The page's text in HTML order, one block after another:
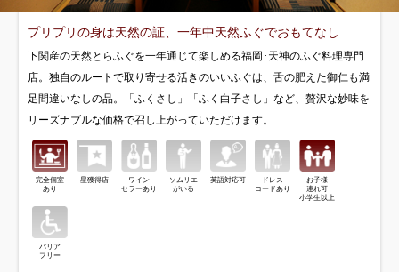
プリプリの身は天然の証、一年中天然ふぐでおもてなし
下関産の天然とらふぐを一年通じて楽しめる福岡･天神のふぐ料理専門
店。独自のルートで取り寄せる活きのいいふぐは、舌の肥えた御仁も満
足間違いなしの品。「ふくさし」「ふく白子さし」など、贅沢な妙味を
リーズナブルな価格で召し上がっていただけます。
完全個室
あり
星獲得店
ワイン
セラーあり
ソムリエ
がいる
英語対応可
ドレス
コードあり
お子様
連れ可
小学生以上
バリア
フリー